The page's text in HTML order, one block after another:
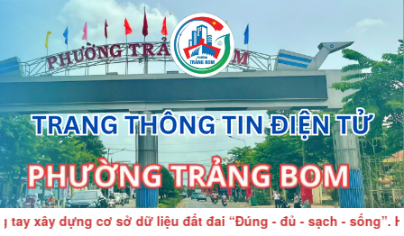
xây dựng cơ sở dữ liệu đất đai “Đúng - đủ - sạch - sống”.